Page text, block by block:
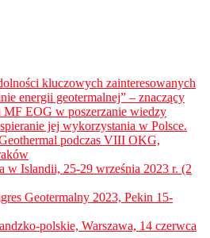
kluczowych zainteresowanych
energii geotermalnej” – znaczący
MF EOG w poszerzanie wiedzy
jej wykorzystania w Polsce.
podczas VIII OKG,
w Islandii, 25-29 września 2023 r. (2
Geotermalny 2023, Pekin 15-
polskie, Warszawa, 14 czerwca